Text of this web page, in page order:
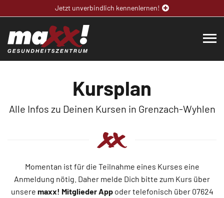
Jetzt unverbindlich kennenlernen!
Kursplan
Alle Infos zu Deinen Kursen in Grenzach-Wyhlen
Momentan ist für die Teilnahme eines Kurses eine
Anmeldung nötig. Daher melde Dich bitte zum Kurs über
unsere maxx! Mitglieder Appoder telefonisch über 07624